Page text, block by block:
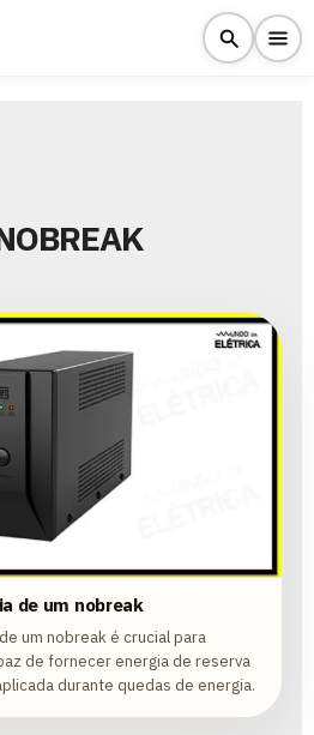
de um nobreak
um nobreak é crucial para
de fornecer energia de reserva
durante quedas de energia.